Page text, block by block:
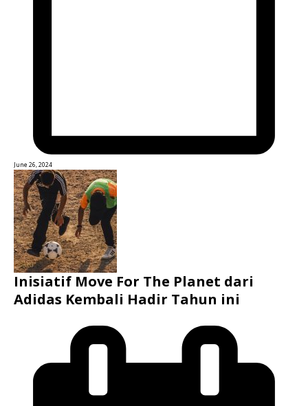
June 26, 2024
Inisiatif Move For The Planet dari
Adidas Kembali Hadir Tahun ini